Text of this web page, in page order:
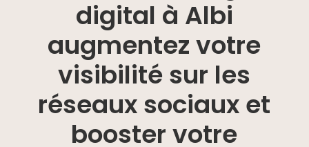
digital à Albi
augmentez votre
visibilité sur les
réseaux sociaux et
booster votre